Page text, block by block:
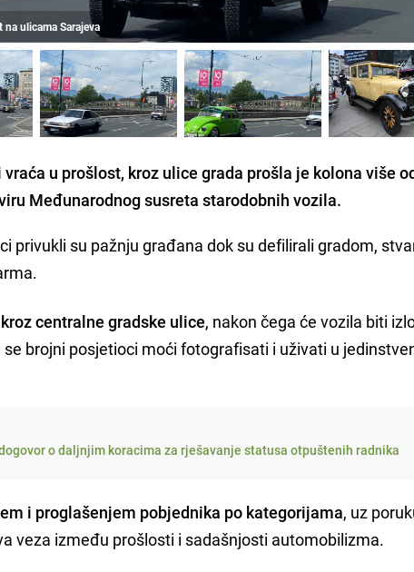
ulicama Sarajeva
u prošlost, kroz ulice grada prošla je kolona više
Međunarodnog susreta starodobnih vozila.
privukli su pažnju građana dok su defilirali gradom,
centralne gradske ulice, nakon čega će vozila biti
brojni posjetioci moći fotografisati i uživati u
o daljnjim koracima za rješavanje statusa otpuštenih radnika
i proglašenjem pobjednika po kategorijama, uz
veza između prošlosti i sadašnjosti automobilizma.